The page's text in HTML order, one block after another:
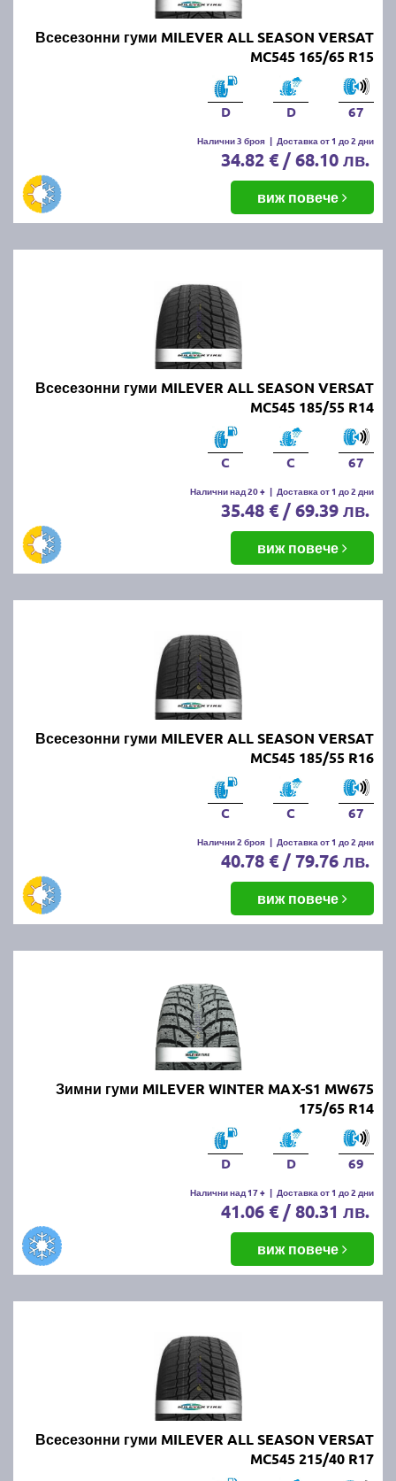
Всесезонни гуми MILEVER ALL SEASON VERSAT
MC545 165/65 R15
D D 67
Налични 3 броя | Доставка от 1 до 2 дни
34.82 € / 68.10 лв.
виж повече
Всесезонни гуми MILEVER ALL SEASON VERSAT
MC545 185/55 R14
C C 67
Налични над 20 + | Доставка от 1 до 2 дни
35.48 € / 69.39 лв.
виж повече
Всесезонни гуми MILEVER ALL SEASON VERSAT
MC545 185/55 R16
C C 67
Налични 2 броя | Доставка от 1 до 2 дни
40.78 € / 79.76 лв.
виж повече
Зимни гуми MILEVER WINTER MAX-S1 MW675
175/65 R14
D D 69
Налични над 17 + | Доставка от 1 до 2 дни
41.06 € / 80.31 лв.
виж повече
Всесезонни гуми MILEVER ALL SEASON VERSAT
MC545 215/40 R17